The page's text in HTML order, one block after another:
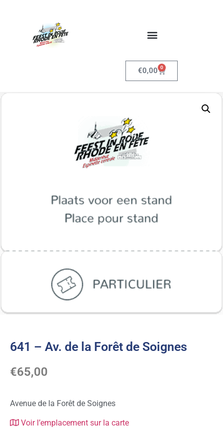
€0,00 0
641 – Av. de la Forêt de Soignes
€65,00
Avenue de la Forêt de Soignes
Voir l’emplacement sur la carte